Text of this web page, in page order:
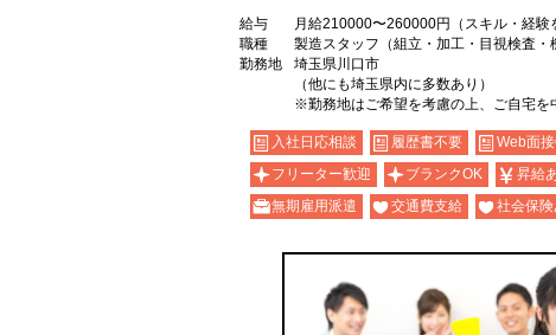
給与
月給210000〜260000円（スキル・経験
職種
製造スタッフ（組立・加工・目視検査・
勤務地
埼玉県川口市
（他にも埼玉県内に多数あり）
※勤務地はご希望を考慮の上、ご自宅を
入社日応相談 履歴書不要 Web面
フリーター歓迎
ブランクOK 昇給
無期雇用派遣
交通費支給 社会保険